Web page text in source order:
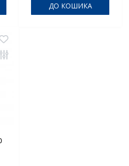
ДО КОШИКА